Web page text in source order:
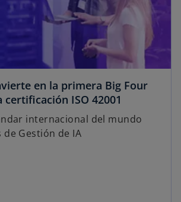
en la primera Big Four
ISO 42001
internacional del mundo
de Gestión de IA